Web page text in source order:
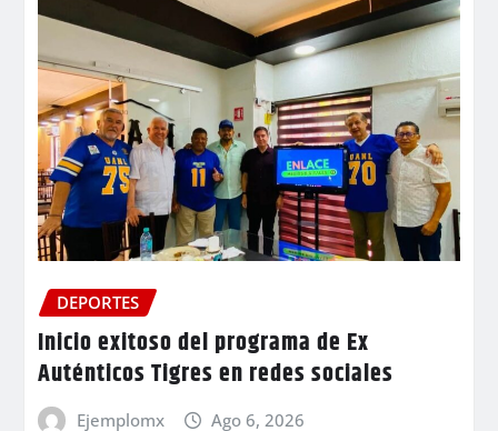
DEPORTES
Inicio exitoso del programa de Ex
Auténticos Tigres en redes sociales
Ejemplomx Ago 6, 2026